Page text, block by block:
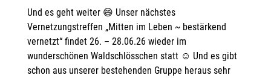
Und es geht weiter 😄 Unser nächstes
Vernetzungstreffen „Mitten im Leben ~ bestärkend
vernetzt“ findet 26. – 28.06.26 wieder im
wunderschönen Waldschlösschen statt ☺️ Und es gibt
schon aus unserer bestehenden Gruppe heraus sehr